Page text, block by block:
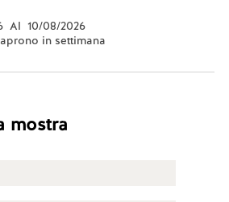
Al 10/08/2026
in settimana
mostra